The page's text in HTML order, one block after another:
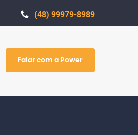
(48) 99979-8989
Falar com a Power